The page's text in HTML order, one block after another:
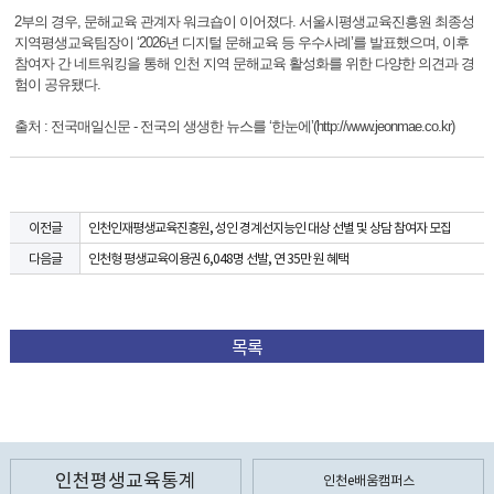
2부의 경우, 문해교육 관계자 워크숍이 이어졌다. 서울시평생교육진흥원 최종성
지역평생교육팀장이 ‘2026년 디지털 문해교육 등 우수사례’를 발표했으며, 이후
참여자 간 네트워킹을 통해 인천 지역 문해교육 활성화를 위한 다양한 의견과 경
험이 공유됐다.
출처 : 전국매일신문 - 전국의 생생한 뉴스를 ‘한눈에’(http://www.jeonmae.co.kr)
이전글
인천인재평생교육진흥원, 성인 경계선지능인 대상 선별 및 상담 참여자 모집
다음글
인천형 평생교육이용권 6,048명 선발, 연 35만 원 혜택
목록
인천평생교육통계 인천e배움캠퍼스